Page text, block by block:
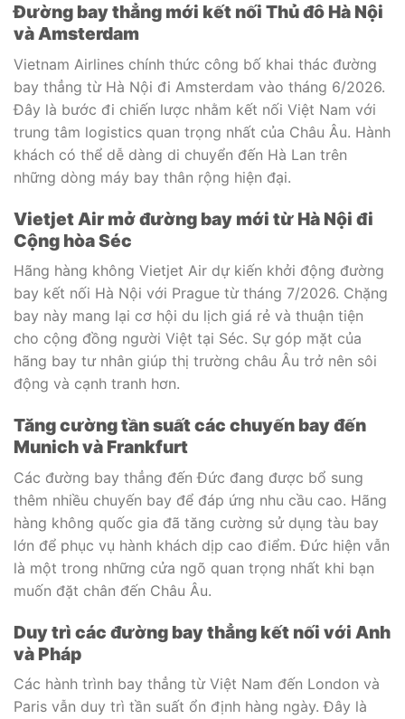
Đường bay thẳng mới kết nối Thủ đô Hà Nội
và Amsterdam
Vietnam Airlines chính thức công bố khai thác đường
bay thẳng từ Hà Nội đi Amsterdam vào tháng 6/2026.
Đây là bước đi chiến lược nhằm kết nối Việt Nam với
trung tâm logistics quan trọng nhất của Châu Âu. Hành
khách có thể dễ dàng di chuyển đến Hà Lan trên
những dòng máy bay thân rộng hiện đại.
Vietjet Air mở đường bay mới từ Hà Nội đi
Cộng hòa Séc
Hãng hàng không Vietjet Air dự kiến khởi động đường
bay kết nối Hà Nội với Prague từ tháng 7/2026. Chặng
bay này mang lại cơ hội du lịch giá rẻ và thuận tiện
cho cộng đồng người Việt tại Séc. Sự góp mặt của
hãng bay tư nhân giúp thị trường châu Âu trở nên sôi
động và cạnh tranh hơn.
Tăng cường tần suất các chuyến bay đến
Munich và Frankfurt
Các đường bay thẳng đến Đức đang được bổ sung
thêm nhiều chuyến bay để đáp ứng nhu cầu cao. Hãng
hàng không quốc gia đã tăng cường sử dụng tàu bay
lớn để phục vụ hành khách dịp cao điểm. Đức hiện vẫn
là một trong những cửa ngõ quan trọng nhất khi bạn
muốn đặt chân đến Châu Âu.
Duy trì các đường bay thẳng kết nối với Anh
và Pháp
Các hành trình bay thẳng từ Việt Nam đến London và
Paris vẫn duy trì tần suất ổn định hàng ngày. Đây là